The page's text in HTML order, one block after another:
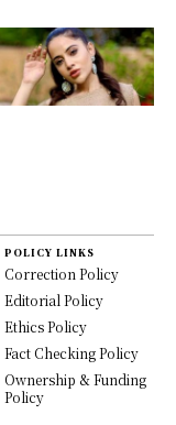
POLICY LINKS
Correction Policy
Editorial Policy
Ethics Policy
Fact Checking Policy
Ownership & Funding
Policy